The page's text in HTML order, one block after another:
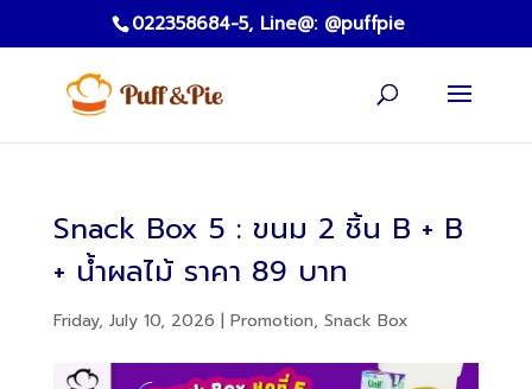
022358684-5, Line@: @puffpie
Snack Box 5 : ขนม 2 ชิ้น B + B
+ น้ำผลไม้ ราคา 89 บาท
Friday, July 10, 2026 | Promotion, Snack Box